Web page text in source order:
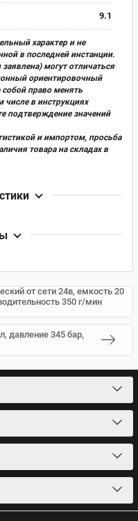
9.1
характер и не
в последней инстанции.
могут отличаться
ориентировочный
право менять
числе в инструкциях
подтверждение значений
и импортом, просьба
товара на складах в
от сети 24в, емкость 20
350 г/мин
давление 345 бар,